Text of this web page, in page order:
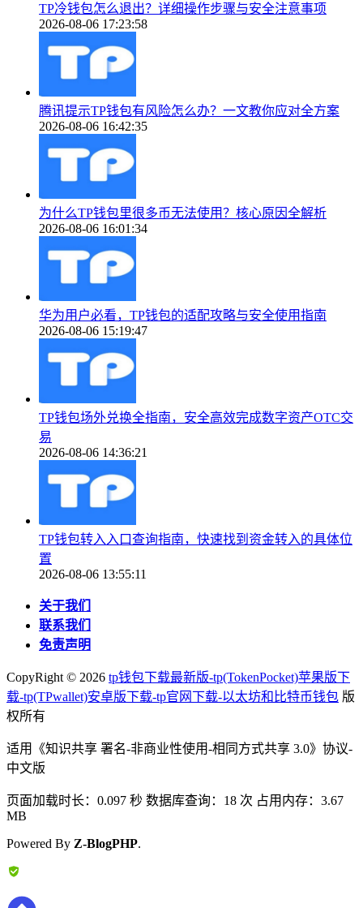
TP冷钱包怎么退出？详细操作步骤与安全注意事项
2026-08-06 17:23:58
腾讯提示TP钱包有风险怎么办？一文教你应对全方案
2026-08-06 16:42:35
为什么TP钱包里很多币无法使用？核心原因全解析
2026-08-06 16:01:34
华为用户必看，TP钱包的适配攻略与安全使用指南
2026-08-06 15:19:47
TP钱包场外兑换全指南，安全高效完成数字资产OTC交
易
2026-08-06 14:36:21
TP钱包转入入口查询指南，快速找到资金转入的具体位
置
2026-08-06 13:55:11
关于我们
联系我们
免责声明
CopyRight © 2026 tp钱包下载最新版-tp(TokenPocket)苹果版下
载-tp(TPwallet)安卓版下载-tp官网下载-以太坊和比特币钱包 版
权所有
适用《知识共享 署名-非商业性使用-相同方式共享 3.0》协议-
中文版
页面加载时长：0.097 秒 数据库查询：18 次 占用内存：3.67
MB
Powered By Z-BlogPHP.